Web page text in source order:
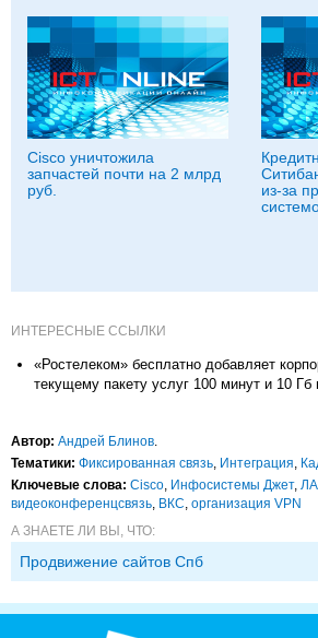
Cisco уничтожила
запчастей почти на 2 млрд
руб.
из-за
ИНТЕРЕСНЫЕ ССЫЛКИ
«Ростелеком» бесплатно добавляет
текущему пакету услуг 100 минут и 10 Гб
Автор: Андрей Блинов
Тематики: Фиксированная связь Интеграция
Ключевые слова: Cisco Инфосистемы Джет,
видеоконференцсвязь ВКС организация VPN
А ЗНАЕТЕ ЛИ ВЫ, ЧТО:
Продвижение сайтов Спб